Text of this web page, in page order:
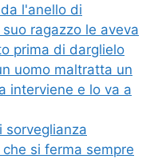
l'anello di
ragazzo le aveva
prima di darglielo
uomo maltratta un
interviene e lo va a
sorveglianza
si ferma sempre